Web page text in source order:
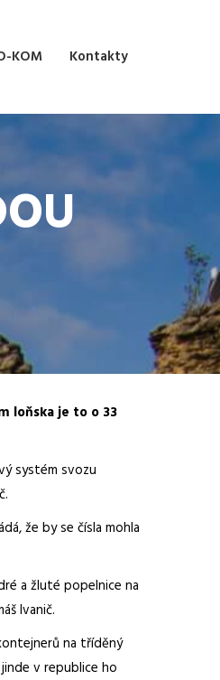
KOM Kontakty
loňska je to o 33
systém svozu
že by se čísla mohla
a žluté popelnice na
Ivanič.
na tříděný
v republice ho